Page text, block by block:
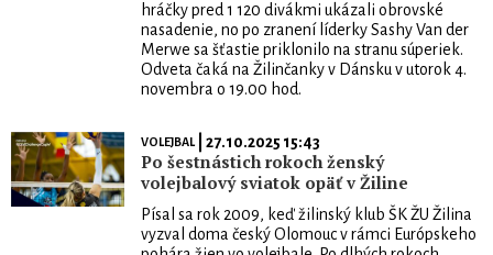
hráčky pred 1 120 divákmi ukázali obrovské
nasadenie, no po zranení líderky Sashy Van der
Merwe sa šťastie priklonilo na stranu súperiek.
Odveta čaká na Žilinčanky v Dánsku v utorok 4.
novembra o 19.00 hod.
VOLEJBAL| 27.10.2025 15:43
Po šestnástich rokoch ženský
volejbalový sviatok opäť v Žiline
Písal sa rok 2009, keď žilinský klub ŠK ŽU Žilina
vyzval doma český Olomouc v rámci Európskeho